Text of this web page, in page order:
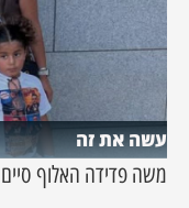
עשה את זה
משה פדידה האלוף